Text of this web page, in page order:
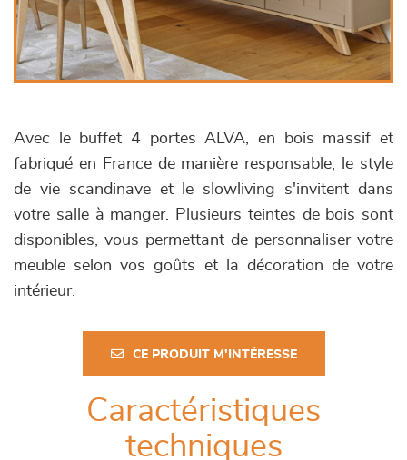
Avec le buffet 4 portes ALVA, en bois massif et
fabriqué en France de manière responsable, le style
de vie scandinave et le slowliving s'invitent dans
votre salle à manger. Plusieurs teintes de bois sont
disponibles, vous permettant de personnaliser votre
meuble selon vos goûts et la décoration de votre
intérieur.
CE PRODUIT M'INTÉRESSE
Caractéristiques
techniques